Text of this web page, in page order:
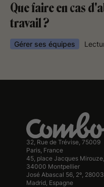
Que faire en cas
travail ?
Gérer ses équipes
32, Rue de Trévise, 75009
Paris, France
45, place Jacques Mirouze,
34000 Montpellier
José Abascal 56, 2º, 28003,
Madrid, Espagne